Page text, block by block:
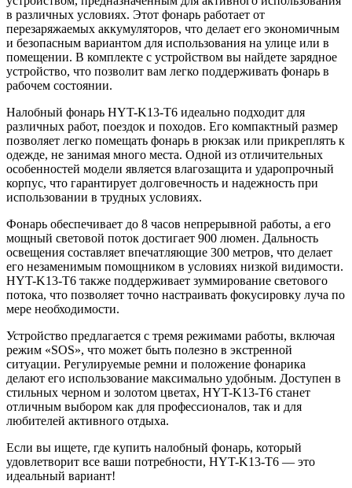
в различных условиях. Этот фонарь работает от
перезаряжаемых аккумуляторов, что делает его экономичным
и безопасным вариантом для использования на улице или в
помещении. В комплекте с устройством вы найдете зарядное
устройство, что позволит вам легко поддерживать фонарь в
рабочем состоянии.
Налобный фонарь HYT-K13-T6 идеально подходит для
различных работ, поездок и походов. Его компактный размер
позволяет легко помещать фонарь в рюкзак или прикреплять к
одежде, не занимая много места. Одной из отличительных
особенностей модели является влагозащита и ударопрочный
корпус, что гарантирует долговечность и надежность при
использовании в трудных условиях.
Фонарь обеспечивает до 8 часов непрерывной работы, а его
мощный световой поток достигает 900 люмен. Дальность
освещения составляет впечатляющие 300 метров, что делает
его незаменимым помощником в условиях низкой видимости.
HYT-K13-T6 также поддерживает зуммирование светового
потока, что позволяет точно настраивать фокусировку луча по
мере необходимости.
Устройство предлагается с тремя режимами работы, включая
режим «SOS», что может быть полезно в экстренной
ситуации. Регулируемые ремни и положение фонарика
делают его использование максимально удобным. Доступен в
стильных черном и золотом цветах, HYT-K13-T6 станет
отличным выбором как для профессионалов, так и для
любителей активного отдыха.
Если вы ищете, где купить налобный фонарь, который
удовлетворит все ваши потребности, HYT-K13-T6 — это
идеальный вариант!